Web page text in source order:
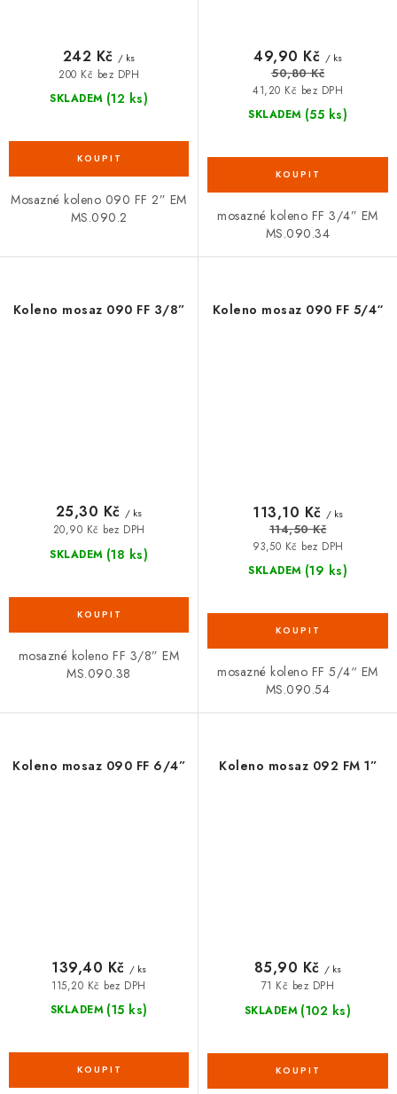
SKLADEM (12 ks)
200 Kč bez DPH
242 Kč / ks
Mosazné koleno 090 FF 2” EM
MS.090.2
SKLADEM (55 ks)
41,20 Kč bez DPH
49,90 Kč / ks
50,80 Kč
mosazné koleno FF 3/4” EM
MS.090.34
Koleno mosaz 090 FF 3/8”
SKLADEM (18 ks)
20,90 Kč bez DPH
25,30 Kč / ks
mosazné koleno FF 3/8” EM
MS.090.38
Koleno mosaz 090 FF 5/4“
SKLADEM (19 ks)
93,50 Kč bez DPH
113,10 Kč / ks
114,50 Kč
mosazné koleno FF 5/4“ EM
MS.090.54
Koleno mosaz 090 FF 6/4”
SKLADEM (15 ks)
115,20 Kč bez DPH
139,40 Kč / ks
Koleno mosaz 092 FM 1”
SKLADEM (102 ks)
71 Kč bez DPH
85,90 Kč / ks